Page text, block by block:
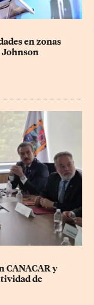
en zonas
Johnson
CANACAR y
de